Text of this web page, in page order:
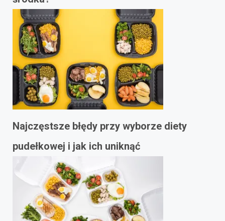
Najczęstsze błędy przy wyborze diety
pudełkowej i jak ich uniknąć